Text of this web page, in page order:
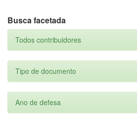
Busca facetada
Todos contribuidores
Tipo de documento
Ano de defesa